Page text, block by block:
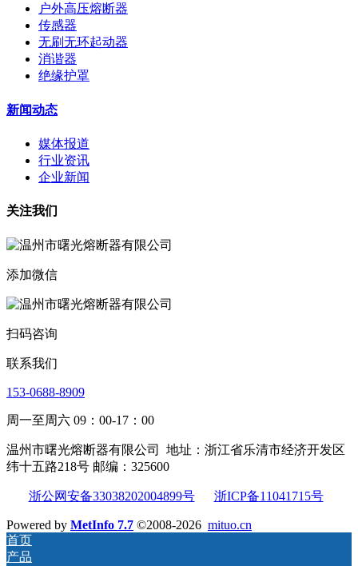
户外高压熔断器
传感器
无刷无环起动器
消谐器
绝缘护罩
新闻动态
媒体报道
行业资讯
企业新闻
关注我们
添加微信
扫码咨询
联系我们
153-0688-8909
周一至周六 09：00-17：00
温州市曙光熔断器有限公司
地址：浙江省乐清市经济开发区
纬十五路218号 邮编：325600
浙公网安备33038202004899号 浙ICP备11041715号
Powered by MetInfo 7.7 ©2008-2026 mituo.cn
首页
产品